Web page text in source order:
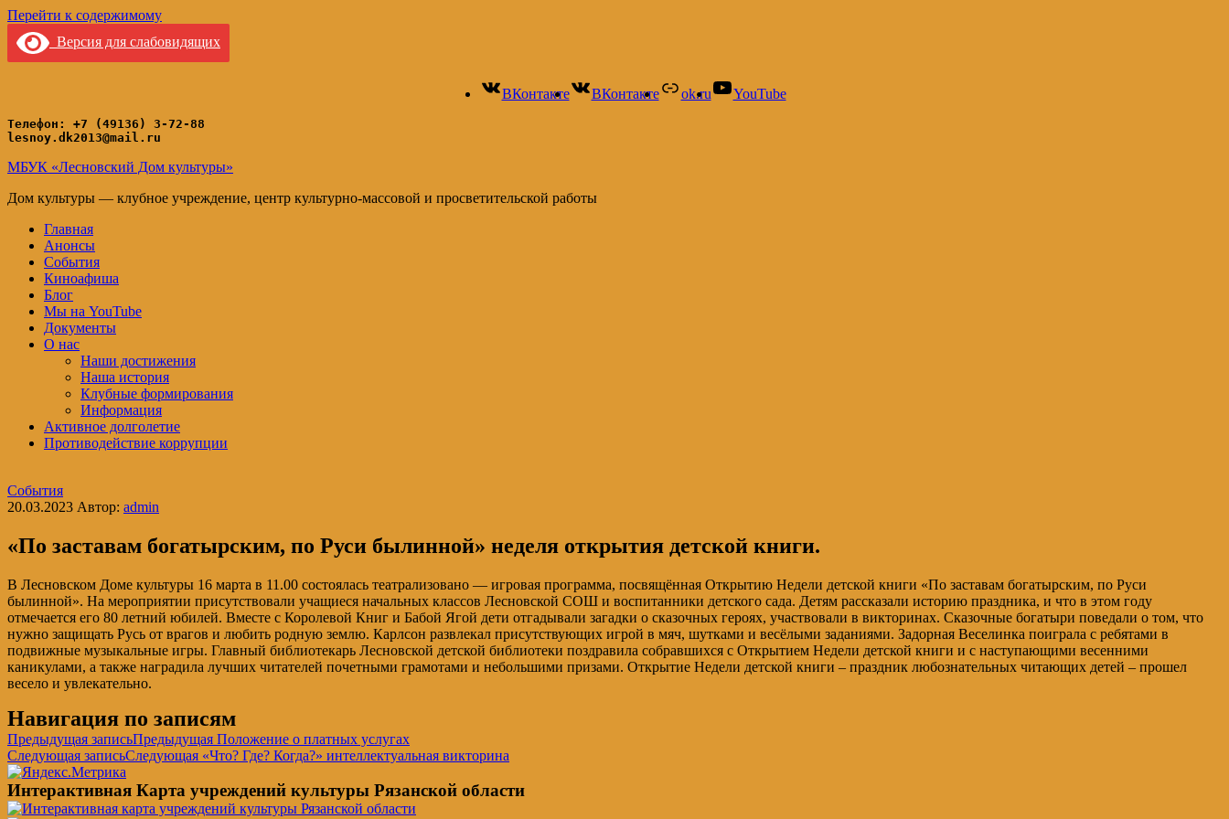
Перейти к содержимому
Версия для слабовидящих
ВКонтакте ВКонтакте ok.ru YouTube
Телефон: +7 (49136) 3-72-88
lesnoy.dk2013@mail.ru
МБУК «Лесновский Дом культуры»
Дом культуры — клубное учреждение, центр культурно-массовой и просветительской работы
Главная
Анонсы
События
Киноафиша
Блог
Мы на YouTube
Документы
О нас
Наши достижения
Наша история
Клубные формирования
Информация
Активное долголетие
Противодействие коррупции
События
20.03.2023 Автор: admin
«По заставам богатырским, по Руси былинной» неделя открытия детской книги.
В Лесновском Доме культуры 16 марта в 11.00 состоялась театрализовано — игровая программа, посвящённая Открытию Недели детской книги «По заставам богатырским, по Руси
былинной». На мероприятии присутствовали учащиеся начальных классов Лесновской СОШ и воспитанники детского сада. Детям рассказали историю праздника, и что в этом году
отмечается его 80 летний юбилей. Вместе с Королевой Книг и Бабой Ягой дети отгадывали загадки о сказочных героях, участвовали в викторинах. Сказочные богатыри поведали о том, что
нужно защищать Русь от врагов и любить родную землю. Карлсон развлекал присутствующих игрой в мяч, шутками и весёлыми заданиями. Задорная Веселинка поиграла с ребятами в
подвижные музыкальные игры. Главный библиотекарь Лесновской детской библиотеки поздравила собравшихся с Открытием Недели детской книги и с наступающими весенними
каникулами, а также наградила лучших читателей почетными грамотами и небольшими призами. Открытие Недели детской книги – праздник любознательных читающих детей – прошел
весело и увлекательно.
Навигация по записям
Предыдущая записьПредыдущая Положение о платных услугах
Следующая записьСледующая «Что? Где? Когда?» интеллектуальная викторина
Интерактивная Карта учреждений культуры Рязанской области